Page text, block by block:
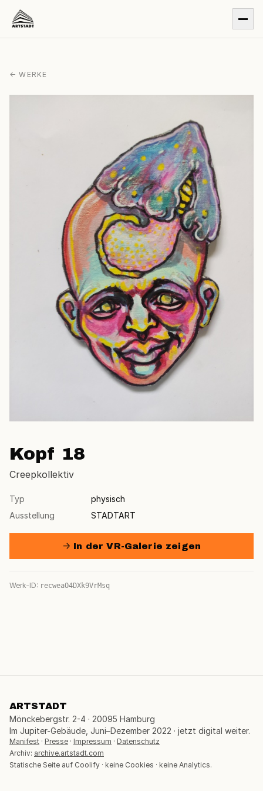
← WERKE
Kopf 18
Creepkollektiv
Typ
physisch
Ausstellung
STADTART
→ In der VR-Galerie zeigen
Werk-ID: recweaO4DXk9VrMsq
ARTSTADT
Mönckebergstr. 2-4 · 20095 Hamburg
Im Jupiter-Gebäude, Juni–Dezember 2022 · jetzt digital weiter.
Manifest · Presse · Impressum · Datenschutz
Archiv: archive.artstadt.com
Statische Seite auf Coolify · keine Cookies · keine Analytics.